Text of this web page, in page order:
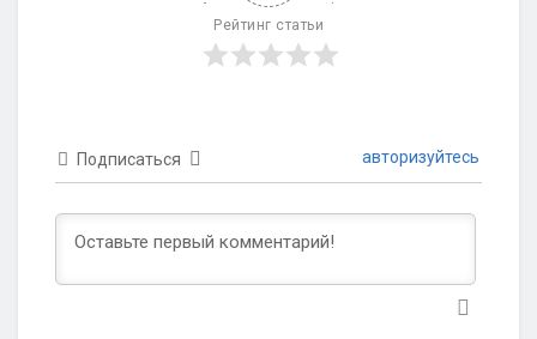
Рейтинг статьи
Подписаться авторизуйтесь